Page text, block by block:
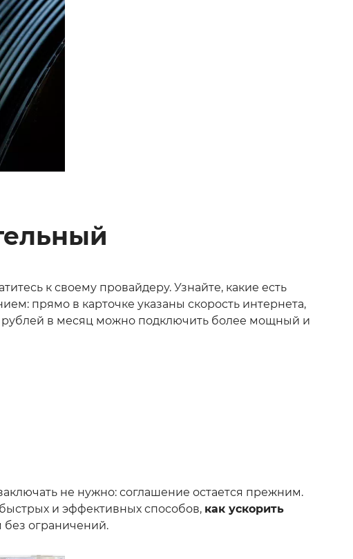
к своему провайдеру. Узнайте, какие есть
прямо в карточке указаны скорость интернета,
рублей в месяц можно подключить более мощный и
не нужно: соглашение остается прежним.
и эффективных способов, как ускорить
ограничений.